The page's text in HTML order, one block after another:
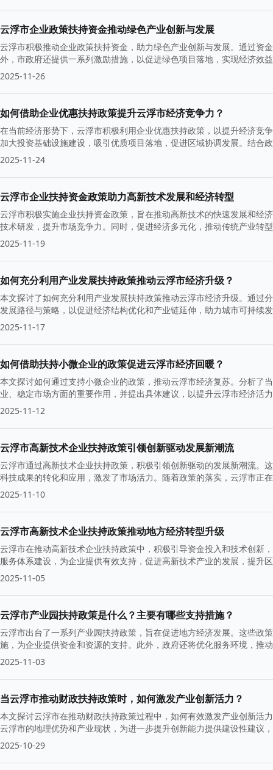
云浮市企业政策扶持资金推动绿色产业创新与发展
云浮市积极推动企业政策扶持资金，助力绿色产业创新与发展。通过资
外，市政府还提供一系列激励措施，以促进绿色项目落地，实现经济效
2025-11-26
如何借助企业优惠扶持政策提升云浮市经济竞争力？
在当前经济形势下，云浮市积极利用企业优惠扶持政策，以提升经济竞
加大投资基础设施建设，吸引优质项目落地，促进区域协调发展。结合
新的活力。
2025-11-24
云浮市企业扶持资金政策助力高新技术发展和经济转型
云浮市积极实施企业扶持资金政策，旨在推动高新技术的快速发展和经
技术研发，提升市场竞争力。同时，促进经济多元化，推动传统产业转
2025-11-19
如何充分利用产业发展扶持政策推动云浮市经济升级？
本文探讨了如何充分利用产业发展扶持政策推动云浮市经济升级。通过
发展路径与策略，以促进经济结构优化和产业链延伸，助力城市可持续
2025-11-17
如何借助扶持小微企业的政策促进云浮市经济回暖？
本文探讨如何通过支持小微企业的政策，推动云浮市经济复苏。分析了
业、稳定市场方面的重要作用，并提出具体建议，以提升云浮市经济活
2025-11-12
云浮市高新技术企业扶持政策引领创新驱动发展新潮流
云浮市通过高新技术企业扶持政策，积极引领创新驱动的发展新潮流。
科技成果的转化和应用，激发了市场活力。随着政策的落实，云浮市正
入了新的动力。
2025-11-10
云浮市高新技术企业扶持政策推动地方经济转型升级
云浮市在推动高新技术企业扶持政策中，积极引导资金投入和技术创新
服务体系建设，为企业提供有效支持，促进高新技术产业的发展，提升
2025-11-05
云浮市产业园扶持政策是什么？主要有哪些支持措施？
云浮市出台了一系列产业园扶持政策，旨在促进地方经济发展。这些政
施，为企业提供资金和资源的支持。此外，政府还将优化服务环境，推
2025-11-03
当云浮市推动财政扶持政策时，如何激发产业创新活力？
本文探讨云浮市在推动财政扶持政策过程中，如何有效激发产业创新活
云浮市的地理优势和产业现状，为进一步提升创新能力提供建设性建议
2025-10-29